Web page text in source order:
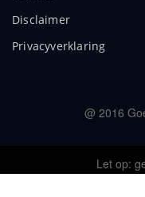
Disclaimer
Privacyverklaring
@ 2016
Let op: